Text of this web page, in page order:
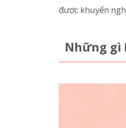
được khuyến
Những gì